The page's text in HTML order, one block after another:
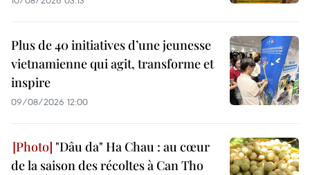
Plus de 40 initiatives d’une jeunesse
vietnamienne qui agit, transforme et
inspire
09/08/2026 12:00
"Dâu da" Ha Chau : au cœur
de la saison des récoltes à Can Tho